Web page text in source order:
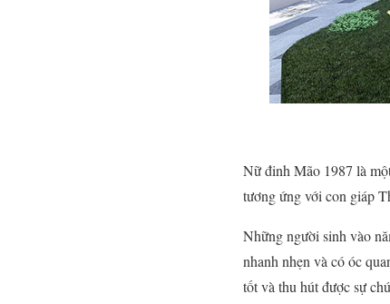
Nữ đinh Mão 1987 là
tương ứng với con giáp
Những người sinh vào
nhanh nhẹn và có óc
tốt và thu hút được sự